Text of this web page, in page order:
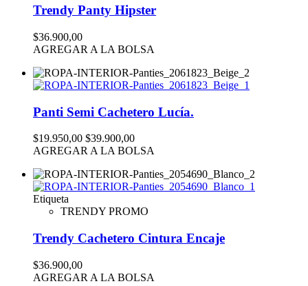
Trendy Panty Hipster
$36.900,00
AGREGAR A LA BOLSA
Panti Semi Cachetero Lucía.
$19.950,00 $39.900,00
AGREGAR A LA BOLSA
Etiqueta
TRENDY PROMO
Trendy Cachetero Cintura Encaje
$36.900,00
AGREGAR A LA BOLSA